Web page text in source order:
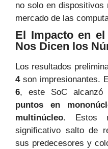
no solo en dispositivos
mercado de las
El Impacto en
Nos Dicen los
Los resultados
4son impresionantes.
6, este SoC alcanzó
puntos en
multinúcleo. Estos
significativo salto de
sus predecesores y